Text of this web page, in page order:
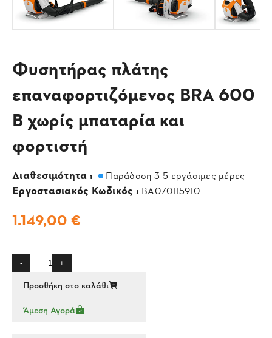
Φυσητήρας πλάτης
επαναφορτιζόμενος BRΑ 600
B χωρίς μπαταρία και
φορτιστή
Διαθεσιμότητα : Παράδοση 3-5 εργάσιμες μέρες
Εργοστασιακός Κωδικός : BA070115910
1.149,00 €
- +
Προσθήκη στο καλάθι
Άμεση Αγορά